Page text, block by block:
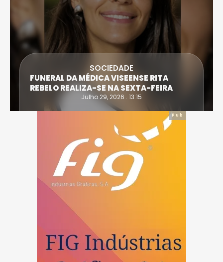
SOCIEDADE
FUNERAL DA MÉDICA VISEENSE RITA
REBELO REALIZA-SE NA SEXTA-FEIRA
Julho 29, 2026 . 13:15
Pub